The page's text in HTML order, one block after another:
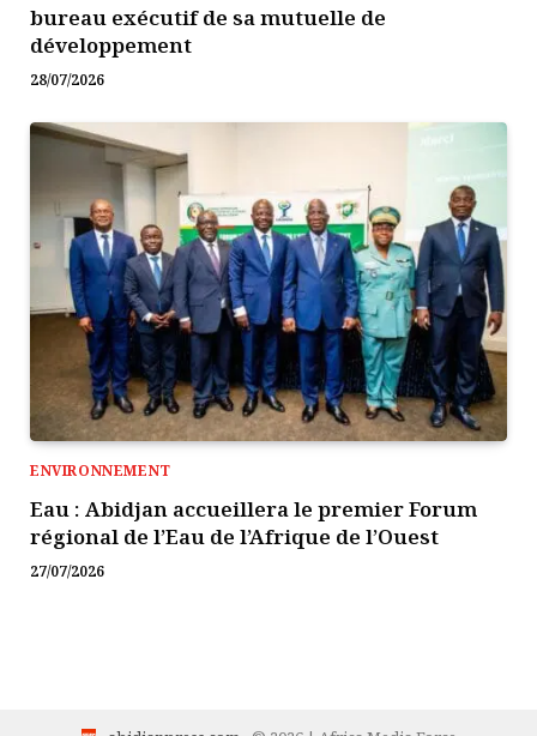
bureau exécutif de sa mutuelle de
développement
28/07/2026
ENVIRONNEMENT
Eau : Abidjan accueillera le premier Forum
régional de l’Eau de l’Afrique de l’Ouest
27/07/2026